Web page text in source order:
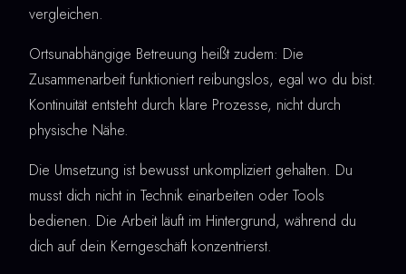
vergleichen.
Ortsunabhängige Betreuung heißt zudem: Die
Zusammenarbeit funktioniert reibungslos, egal wo du bist.
Kontinuität entsteht durch klare Prozesse, nicht durch
physische Nähe.
Die Umsetzung ist bewusst unkompliziert gehalten. Du
musst dich nicht in Technik einarbeiten oder Tools
bedienen. Die Arbeit läuft im Hintergrund, während du
dich auf dein Kerngeschäft konzentrierst.